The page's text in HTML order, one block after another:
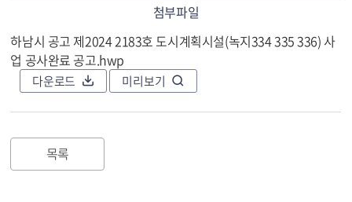
첨부파일
하남시 공고 제2024 2183호 도시계획시설(녹지334 335 336) 사
업 공사완료 공고.hwp
다운로드 미리보기
목록